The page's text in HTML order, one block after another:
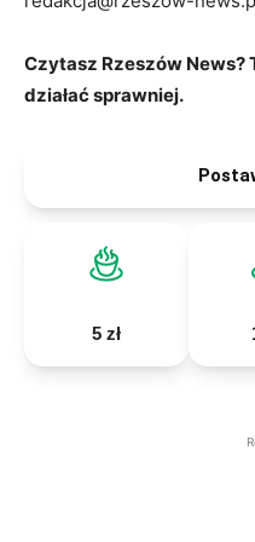
Czytasz Rzeszów News?
działać sprawniej.
5 zł